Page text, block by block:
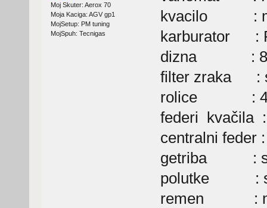
Moj Skuter: Aerox 70
Moja Kaciga: AGV gp1
MojSetup: PM tuning
MojSpuh: Tecnigas
kvacilo :
karburator :
dizna :
filter zraka :
rolice :
federi kvačila
centralni feder
getriba :
polutke :
remen :